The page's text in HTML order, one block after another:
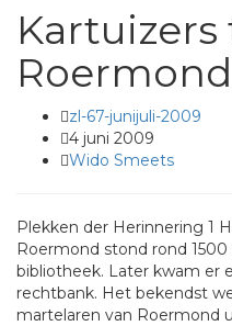
Roermond
zl-67-junijuli-2009
4 juni 2009
Wido Smeets
Plekken der Herinnering 1
Roermond stond rond
bibliotheek. Later kwam er
rechtbank. Het bekendst
martelaren van Roermond